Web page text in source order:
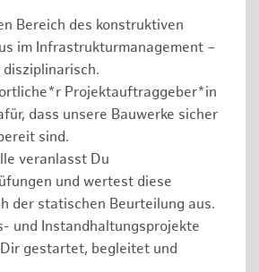
Bereich des konstruktiven
im Infrastrukturmanagement –
Projektauftraggeber*in
dass unsere Bauwerke sicher
sind.
veranlasst Du
und wertest diese
der statischen Beurteilung aus.
und Instandhaltungsprojekte
gestartet, begleitet und